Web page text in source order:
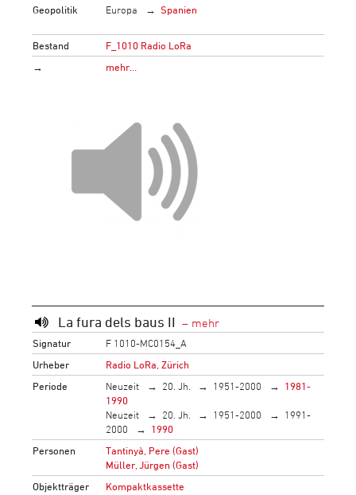
Geopolitik
Europa Spanien
Bestand
F_1010 Radio LoRa
→
mehr…
La fura dels baus II
Signatur
F 1010-MC0154_A
Urheber
Radio LoRa, Zürich
Periode
Neuzeit 20. Jh. 1951-2000
1981-
1990
Neuzeit
20. Jh. 1951-2000
1991-
2000
1990
Personen
Tantinyà, Pere (Gast)
Müller, Jürgen (Gast)
Objektträger
Kompaktkassette